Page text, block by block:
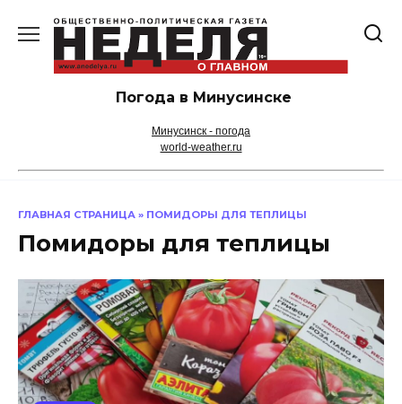
содержанию
Погода в Минусинске
Минусинск - погода
world-weather.ru
ГЛАВНАЯ СТРАНИЦА » ПОМИДОРЫ ДЛЯ ТЕПЛИЦЫ
Помидоры для теплицы